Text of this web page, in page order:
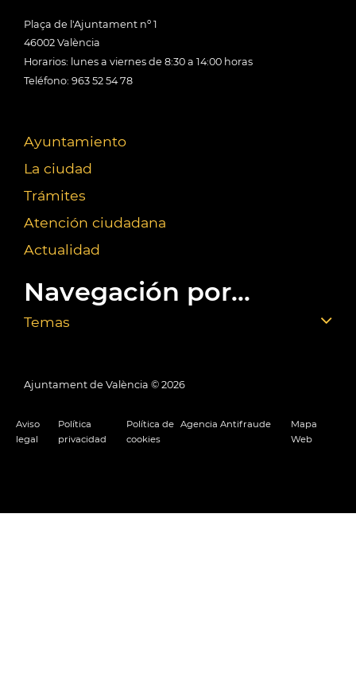
Plaça de l'Ajuntament nº 1
46002 València
Horarios: lunes a viernes de 8:30 a 14:00 horas
Teléfono: 963 52 54 78
Ayuntamiento
La ciudad
Trámites
Atención ciudadana
Actualidad
Navegación por...
Temas
Ajuntament de València © 2026
Aviso
legal
Política
privacidad
Política de
cookies
Agencia Antifraude
Mapa
Web